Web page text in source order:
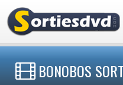
BONOBOS